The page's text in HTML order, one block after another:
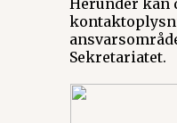
Herunder kan
Sekretariatet.